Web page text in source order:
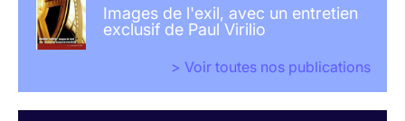
Images de l'exil, avec un entretien
exclusif de Paul Virilio
> Voir toutes nos publications